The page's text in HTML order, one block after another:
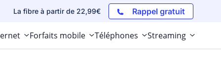
La fibre à partir de 22,99€ Rappel gratuit
Forfaits mobile Téléphones Streaming